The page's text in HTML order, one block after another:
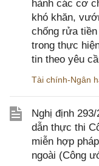
hành các cơ
khó khăn,
chống rửa
trong thực
tin theo yêu
Tài chính-Ngân
Nghị định
dẫn thực thi
miễn hợp
ngoài (Công